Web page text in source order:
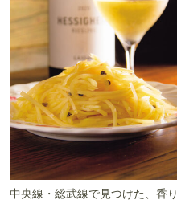
中央線・総武線で見つけた、香り